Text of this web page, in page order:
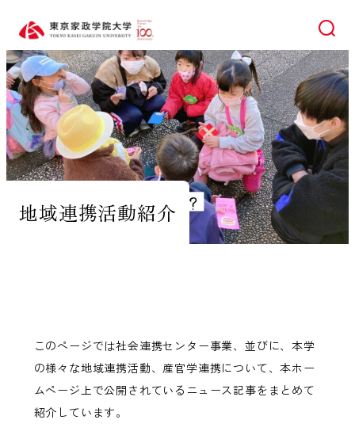
検索
地域連携活動紹介
このページでは社会連携センター事業、並びに、本学
の様々な地域連携活動、産官学連携について、本ホー
ムページ上で公開されているニュース記事をまとめて
紹介しています。